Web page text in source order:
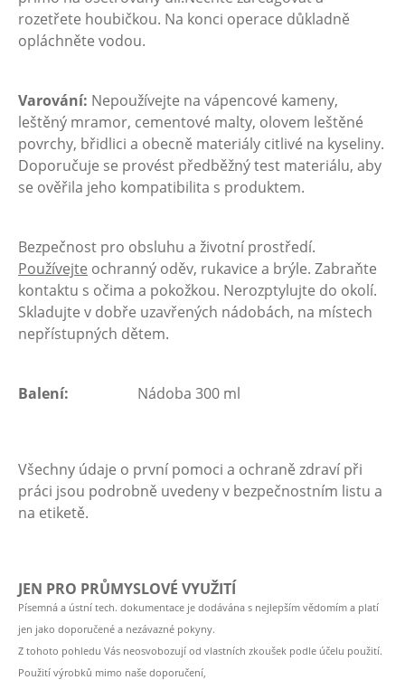
rozetřete houbičkou. Na konci operace důkladně
opláchněte vodou.
Varování: Nepoužívejte na vápencové kameny,
leštěný mramor, cementové malty, olovem leštěné
povrchy, břidlici a obecně materiály citlivé na kyseliny.
Doporučuje se provést předběžný test materiálu, aby
se ověřila jeho kompatibilita s produktem.
Bezpečnost pro obsluhu a životní prostředí.
Používejte ochranný oděv, rukavice a brýle. Zabraňte
kontaktu s očima a pokožkou. Nerozptylujte do okolí.
Skladujte v dobře uzavřených nádobách, na místech
nepřístupných dětem.
Balení: Nádoba 300 ml
Všechny údaje o první pomoci a ochraně zdraví při
práci jsou podrobně uvedeny v bezpečnostním listu a
na etiketě.
JEN PRO PRŮMYSLOVÉ VYUŽITÍ
Písemná a ústní tech. dokumentace je dodávána s nejlepším vědomím a platí
jen jako doporučené a nezávazné pokyny.
Z tohoto pohledu Vás neosvobozují od vlastních zkoušek podle účelu použití.
Použití výrobků mimo naše doporučení,